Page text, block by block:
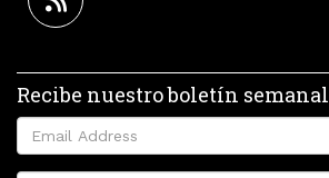
Recibe nuestro boletín semanal